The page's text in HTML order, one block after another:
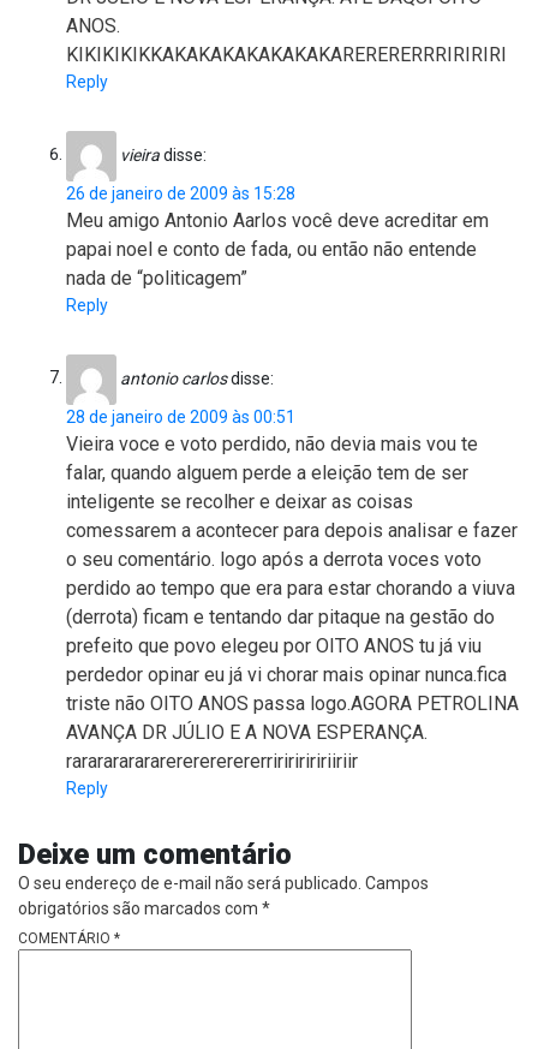
ANOS.
KIKIKIKIKKAKAKAKAKAKAKAKARERERERRRIRIRIRI
Reply
vieiradisse:
26 de janeiro de 2009 às 15:28
Meu amigo Antonio Aarlos você deve acreditar em
papai noel e conto de fada, ou então não entende
nada de “politicagem”
Reply
antonio carlosdisse:
28 de janeiro de 2009 às 00:51
Vieira voce e voto perdido, não devia mais vou te
falar, quando alguem perde a eleição tem de ser
inteligente se recolher e deixar as coisas
comessarem a acontecer para depois analisar e fazer
o seu comentário. logo após a derrota voces voto
perdido ao tempo que era para estar chorando a viuva
(derrota) ficam e tentando dar pitaque na gestão do
prefeito que povo elegeu por OITO ANOS tu já viu
perdedor opinar eu já vi chorar mais opinar nunca.fica
triste não OITO ANOS passa logo.AGORA PETROLINA
AVANÇA DR JÚLIO E A NOVA ESPERANÇA.
rararararararererererererririririririiriir
Reply
Deixe um comentário
O seu endereço de e-mail não será publicado. Campos
obrigatórios são marcados com *
COMENTÁRIO *